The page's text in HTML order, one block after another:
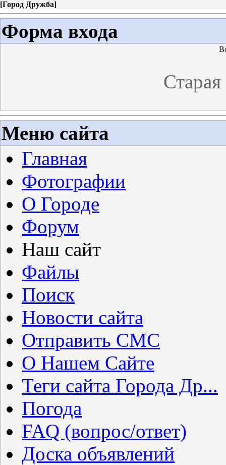
[Город Дружба]
Форма входа
Меню сайта
Главная
Фотографии
О Городе
Форум
Наш сайт
Файлы
Поиск
Новости сайта
Отправить СМС
О Нашем Сайте
Теги сайта Города Др...
Погода
FAQ (вопрос/ответ)
Доска объявлений